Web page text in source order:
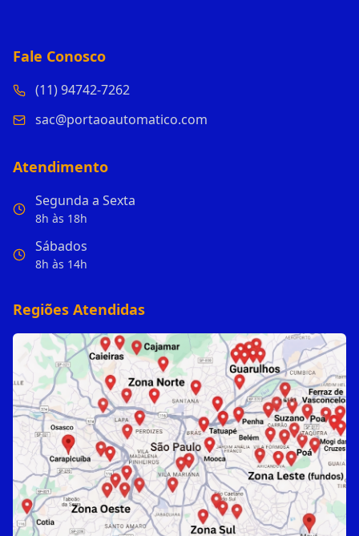
Fale Conosco
(11) 94742-7262
sac@portaoautomatico.com
Atendimento
Segunda a Sexta
8h às 18h
Sábados
8h às 14h
Regiões Atendidas